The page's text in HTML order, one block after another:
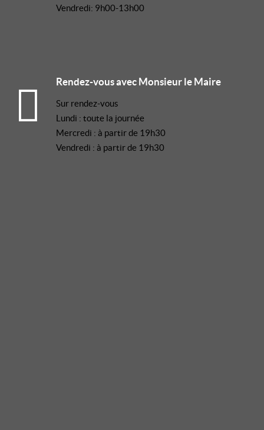
Vendredi: 9h00-13h00
Rendez-vous avec Monsieur le Maire
Sur rendez-vous
Lundi : toute la journée
Mercredi : à partir de 19h30
Vendredi : à partir de 19h30